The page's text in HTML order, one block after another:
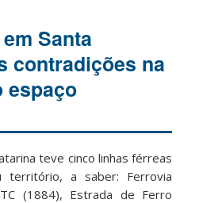
Santa
contradições na
espaço
teve cinco linhas férreas
território, a saber: Ferrovia
(1884), Estrada de Ferro